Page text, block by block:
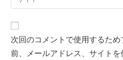
次回のコメントで使用するた
前、メールアドレス、サイトを